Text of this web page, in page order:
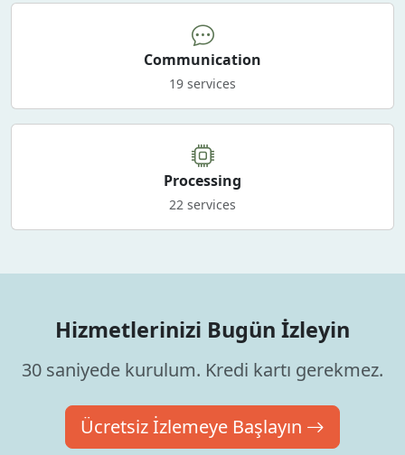
Communication
19 services
Processing
22 services
Hizmetlerinizi Bugün İzleyin
30 saniyede kurulum. Kredi kartı gerekmez.
Ücretsiz İzlemeye Başlayın